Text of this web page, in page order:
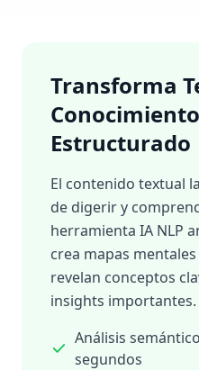
Transforma
Estructurado
El contenido textual
de digerir y
herramienta IA NLP
crea mapas
revelan conceptos
insights importantes.
Análisis
segundos